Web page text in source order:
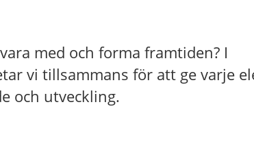
med och forma framtiden? I
vi tillsammans för att ge varje
och utveckling.